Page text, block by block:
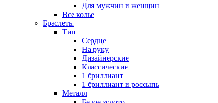
Для мужчин и женщин
Все колье
Браслеты
Тип
Сердце
На руку
Дизайнерские
Классические
1 бриллиант
1 бриллиант и россыпь
Металл